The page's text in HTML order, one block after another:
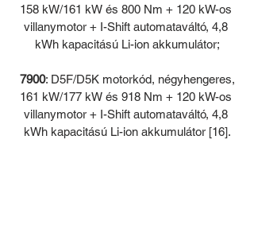
158 kW/161 kW és 800 Nm + 120 kW-os
villanymotor + I-Shift automataváltó, 4,8
kWh kapacitású Li-ion akkumulátor;
7900: D5F/D5K motorkód, négyhengeres,
161 kW/177 kW és 918 Nm + 120 kW-os
villanymotor + I-Shift automataváltó, 4,8
kWh kapacitású Li-ion akkumulátor [16].